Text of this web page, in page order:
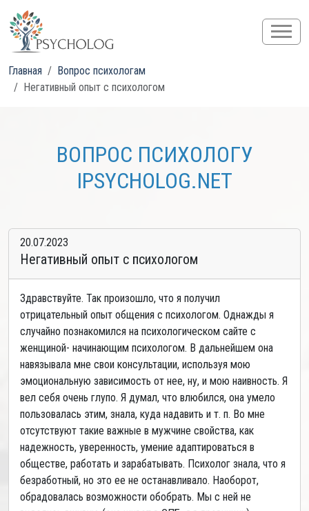
Главная
Вопрос психологам
Негативный опыт с психологом
ВОПРОС ПСИХОЛОГУ
IPSYCHOLOG.NET
20.07.2023
Негативный опыт с психологом
Здравствуйте. Так произошло, что я получил
отрицательный опыт общения с психологом. Однажды я
случайно познакомился на психологическом сайте с
женщиной- начинающим психологом. В дальнейшем она
навязывала мне свои консультации, используя мою
эмоциональную зависимость от нее, ну, и мою наивность. Я
вел себя очень глупо. Я думал, что влюбился, она умело
пользовалась этим, знала, куда надавить и т. п. Во мне
отсутствуют такие важные в мужчине свойства, как
надежность, уверенность, умение адаптироваться в
обществе, работать и зарабатывать. Психолог знала, что я
безработный, но это ее не останавливало. Наоборот,
обрадовалась возможности обобрать. Мы с ней не